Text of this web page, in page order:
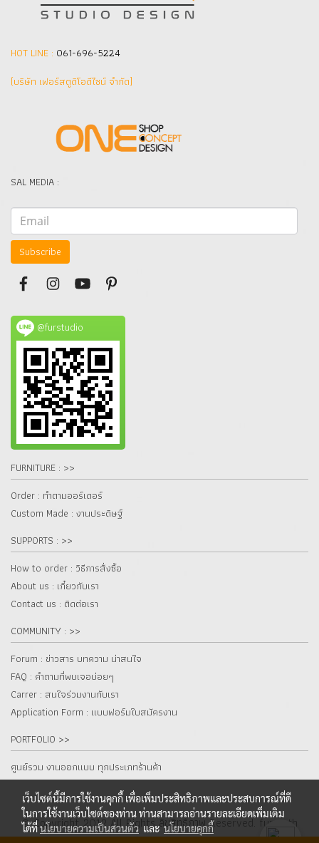
HOT LINE : 061-696-5224
(บริษัท เฟอร์สตูดิโอดีไซน์ จำกัด]
SAL MEDIA :
Subscribe
@furstudio
FURNITURE : >>
Order : ทำตามออร์เดอร์
Custom Made : งานประดิษฐ์
SUPPORTS : >>
How to order : วิธีการสั่งซื้อ
About us : เกี๋ยวกับเรา
Contact us : ติดต่อเรา
COMMUNITY : >>
Forum : ข่าวสาร บทความ น่าสนใจ
FAQ : คำถามที่พบเจอบ่อยๆ
Carrer : สนใจร่วมงานกับเรา
Application Form : แบบฟอร์มใบสมัครงาน
PORTFOLIO >>
ศูนย์รวม งานออกแบบ ทุกประเภทร้านค้า
© Copyright 2012 All Rights ลิขสิทธิ์ภาพ Reserved. fur.co.th
เว็บไซต์นี้มีการใช้งานคุกกี้ เพื่อเพิ่มประสิทธิภาพและประสบการณ์ที่ดี
ในการใช้งานเว็บไซต์ของท่าน ท่านสามารถอ่านรายละเอียดเพิ่มเติม
ได้ที่นโยบายความเป็นส่วนตัวและนโยบายคุกกี้